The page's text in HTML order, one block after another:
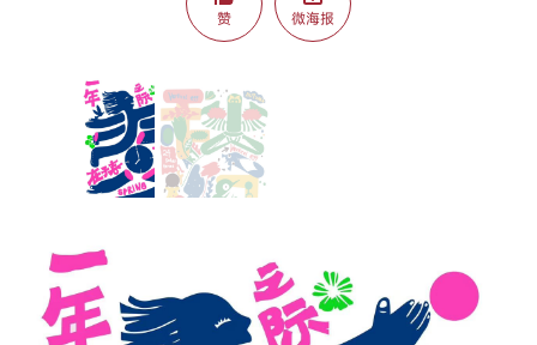
赞 微海报